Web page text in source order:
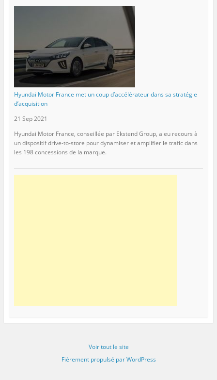
Hyundai Motor France met un coup d’accélérateur dans sa stratégie
d’acquisition
21 Sep 2021
Hyundai Motor France, conseillée par Ekstend Group, a eu recours à
un dispositif drive-to-store pour dynamiser et amplifier le trafic dans
les 198 concessions de la marque.
Voir tout le site
Fièrement propulsé par WordPress